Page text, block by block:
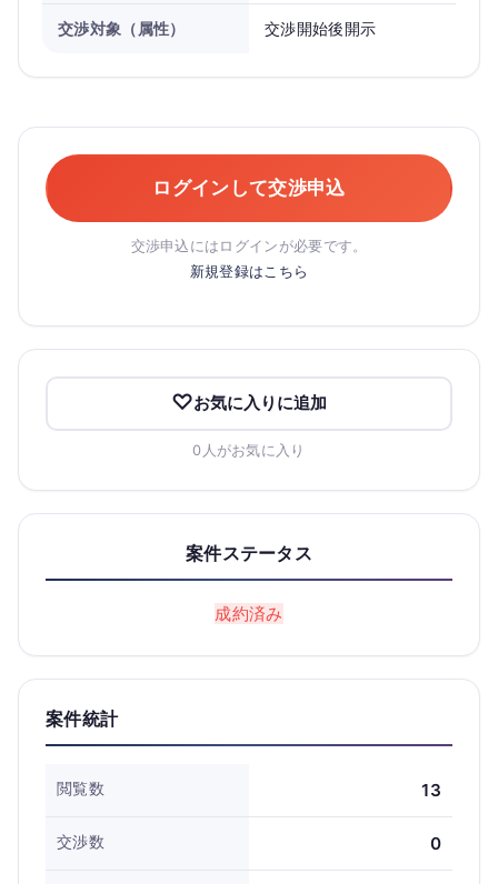
交渉対象（属性） 交渉開始後開示
ログインして交渉申込
交渉申込にはログインが必要です。
新規登録はこちら
お気に入りに追加
0人がお気に入り
案件ステータス
成約済み
案件統計
閲覧数 13
交渉数 0